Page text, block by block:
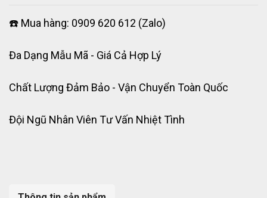
☎️ Mua hàng: 0909 620 612 (Zalo)
Đa Dạng Mẫu Mã - Giá Cả Hợp Lý
Chất Lượng Đảm Bảo - Vận Chuyển Toàn Quốc
Đội Ngũ Nhân Viên Tư Vấn Nhiệt Tình